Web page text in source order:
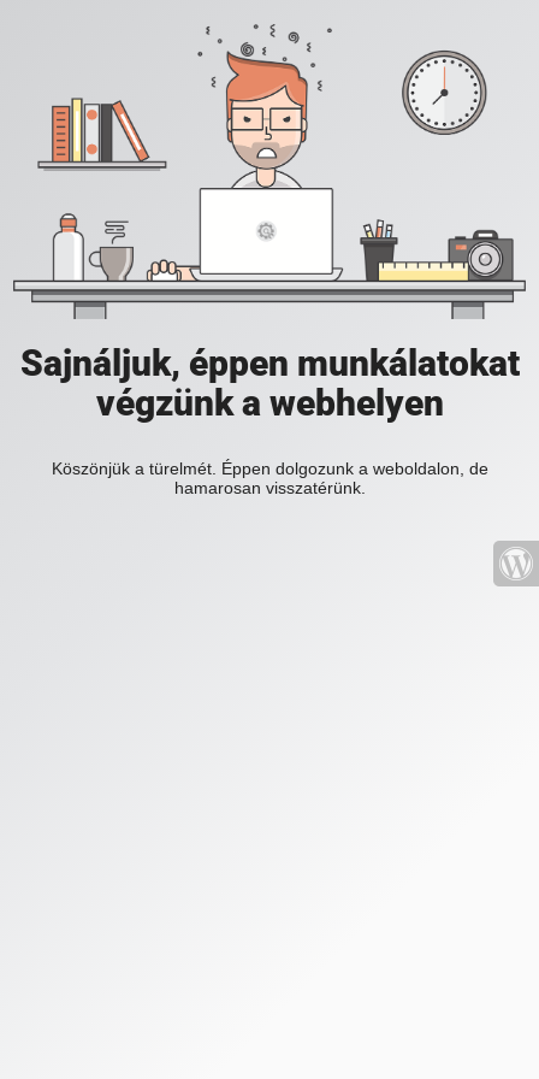
Sajnáljuk, éppen munkálatokat
végzünk a webhelyen
Köszönjük a türelmét. Éppen dolgozunk a weboldalon, de
hamarosan visszatérünk.